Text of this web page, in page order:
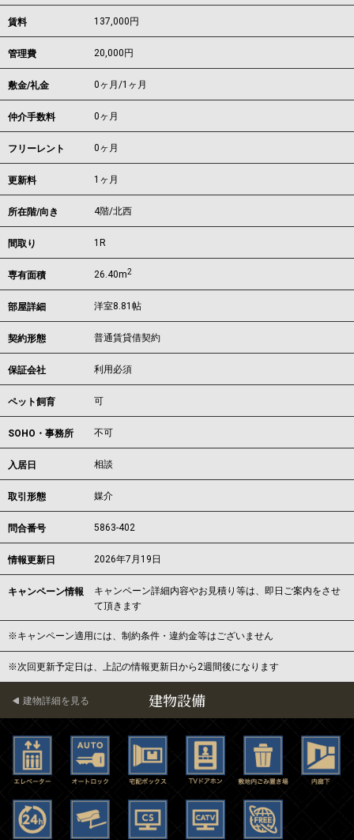
賃料 137,000 円
管理費 20,000円
敷金/礼金 0ヶ月/1ヶ月
仲介手数料 0ヶ月
フリーレント 0ヶ月
更新料 1ヶ月
所在階/向き 4階/北西
間取り 1R
専有面積 26.40m2
部屋詳細 洋室8.81帖
契約形態 普通賃貸借契約
保証会社 利用必須
ペット飼育 可
SOHO・事務所 不可
入居日 相談
取引形態 媒介
問合番号 5863-402
情報更新日 2026年7月19日
キャンペーン情報
キャンペーン詳細内容やお見積り等は、即日ご案内をさせ
て頂きます
※キャンペーン適用には、制約条件・違約金等はございません
※次回更新予定日は、上記の情報更新日から2週間後になります
建物設備
建物詳細を見る